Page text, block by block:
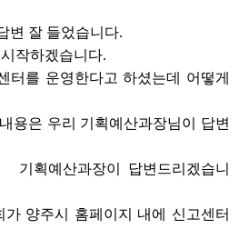
변 잘 들었습니다.
작하겠습니다.
터를 운영한다고 하셨는데 어떻게
용은 우리 기획예산과장님이 답변
기획예산과장이 답변드리겠습니
가 양주시 홈페이지 내에 신고센터